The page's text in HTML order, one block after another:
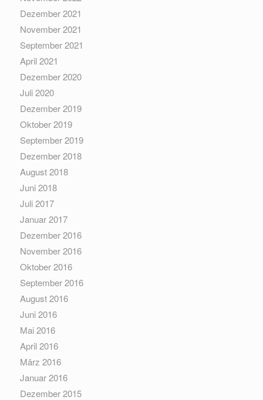
Dezember 2021
November 2021
September 2021
April 2021
Dezember 2020
Juli 2020
Dezember 2019
Oktober 2019
September 2019
Dezember 2018
August 2018
Juni 2018
Juli 2017
Januar 2017
Dezember 2016
November 2016
Oktober 2016
September 2016
August 2016
Juni 2016
Mai 2016
April 2016
März 2016
Januar 2016
Dezember 2015